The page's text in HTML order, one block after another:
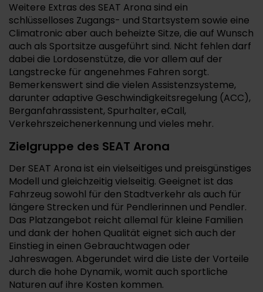
Weitere Extras des SEAT Arona sind ein
schlüsselloses Zugangs- und Startsystem sowie eine
Climatronic aber auch beheizte Sitze, die auf Wunsch
auch als Sportsitze ausgeführt sind. Nicht fehlen darf
dabei die Lordosenstütze, die vor allem auf der
Langstrecke für angenehmes Fahren sorgt.
Bemerkenswert sind die vielen Assistenzsysteme,
darunter adaptive Geschwindigkeitsregelung (ACC),
Berganfahrassistent, Spurhalter, eCall,
Verkehrszeichenerkennung und vieles mehr.
Zielgruppe des SEAT Arona
Der SEAT Arona ist ein vielseitiges und preisgünstiges
Modell und gleichzeitig vielseitig. Geeignet ist das
Fahrzeug sowohl für den Stadtverkehr als auch für
längere Strecken und für Pendlerinnen und Pendler.
Das Platzangebot reicht allemal für kleine Familien
und dank der hohen Qualität eignet sich auch der
Einstieg in einen Gebrauchtwagen oder
Jahreswagen. Abgerundet wird die Liste der Vorteile
durch die hohe Dynamik, womit auch sportliche
Naturen auf ihre Kosten kommen.